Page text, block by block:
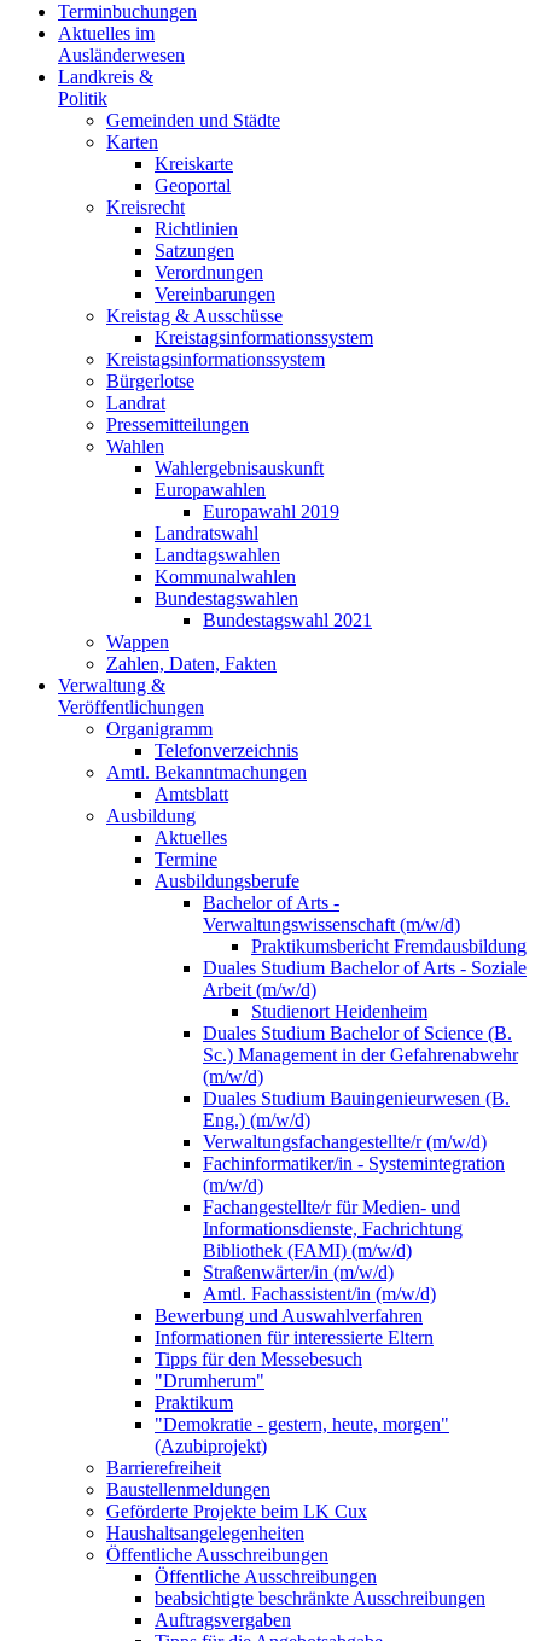
Terminbuchungen
Aktuelles im
Ausländerwesen
Landkreis &
Politik
Gemeinden und Städte
Karten
Kreiskarte
Geoportal
Kreisrecht
Richtlinien
Satzungen
Verordnungen
Vereinbarungen
Kreistag & Ausschüsse
Kreistagsinformationssystem
Kreistagsinformationssystem
Bürgerlotse
Landrat
Pressemitteilungen
Wahlen
Wahlergebnisauskunft
Europawahlen
Europawahl 2019
Landratswahl
Landtagswahlen
Kommunalwahlen
Bundestagswahlen
Bundestagswahl 2021
Wappen
Zahlen, Daten, Fakten
Verwaltung &
Veröffentlichungen
Organigramm
Telefonverzeichnis
Amtl. Bekanntmachungen
Amtsblatt
Ausbildung
Aktuelles
Termine
Ausbildungsberufe
Bachelor of Arts -
Verwaltungswissenschaft (m/w/d)
Praktikumsbericht Fremdausbildung
Duales Studium Bachelor of Arts - Soziale
Arbeit (m/w/d)
Studienort Heidenheim
Duales Studium Bachelor of Science (B.
Sc.) Management in der Gefahrenabwehr
(m/w/d)
Duales Studium Bauingenieurwesen (B.
Eng.) (m/w/d)
Verwaltungsfachangestellte/r (m/w/d)
Fachinformatiker/in - Systemintegration
(m/w/d)
Fachangestellte/r für Medien- und
Informationsdienste, Fachrichtung
Bibliothek (FAMI) (m/w/d)
Straßenwärter/in (m/w/d)
Amtl. Fachassistent/in (m/w/d)
Bewerbung und Auswahlverfahren
Informationen für interessierte Eltern
Tipps für den Messebesuch
"Drumherum"
Praktikum
"Demokratie - gestern, heute, morgen"
(Azubiprojekt)
Barrierefreiheit
Baustellenmeldungen
Geförderte Projekte beim LK Cux
Haushaltsangelegenheiten
Öffentliche Ausschreibungen
Öffentliche Ausschreibungen
beabsichtigte beschränkte Ausschreibungen
Auftragsvergaben